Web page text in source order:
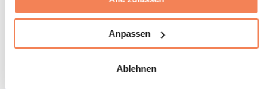
„notwendige“ Cookies gesetzt, welche für den Betrieb der
Webseite erforderlich sind. Sie können auch eine
Anpassen
Ablehnen
Snacks
Trockenfleisch